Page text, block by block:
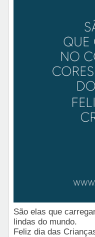
São elas que
lindas do mundo.
Feliz dia das